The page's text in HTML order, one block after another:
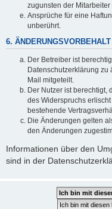
zugunsten der
Ansprüche für eine
unberührt.
6. ÄNDERUNGSVORBEHALT
Der Betreiber ist
Datenschutzerklärung zu
Mail mitgeteilt.
Der Nutzer ist berechtigt,
des Widerspruchs
bestehende
Die Änderungen gelten
den Änderungen
Informationen über den
sind in der